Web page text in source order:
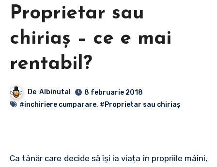
Proprietar sau
chiriaș – ce e mai
rentabil?
De Albinuta!
8 februarie 2018
#inchiriere cumparare, #Proprietar sau chiriaș
Ca tânăr care decide să își ia viața în propriile mâini,